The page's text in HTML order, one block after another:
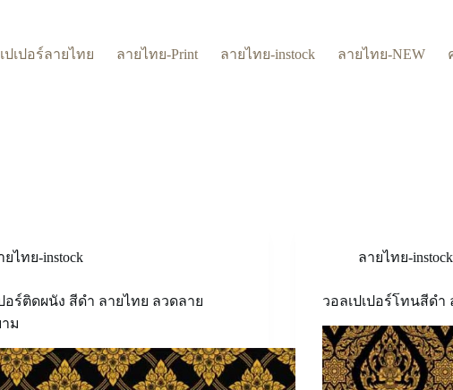
ปเปอร์ลายไทย ลายไทย-Print ลายไทย-instock ลายไทย-NEW
ยไทย-instock
อร์ติดผนัง สีดำ ลายไทย ลวดลาย
ม
ลายไทย-instock
วอลเปเปอร์โทนสีดำ